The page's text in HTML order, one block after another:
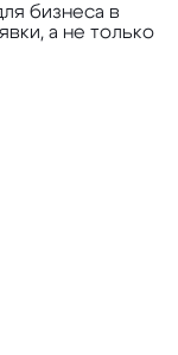
бизнеса в
а не только